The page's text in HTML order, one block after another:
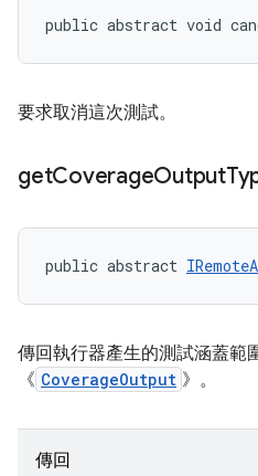
public abstract void
要求取消這次測試。
getCoverageOutput
public abstract
傳回執行器產生的測試涵蓋範
《 CoverageOutput 》。
傳回